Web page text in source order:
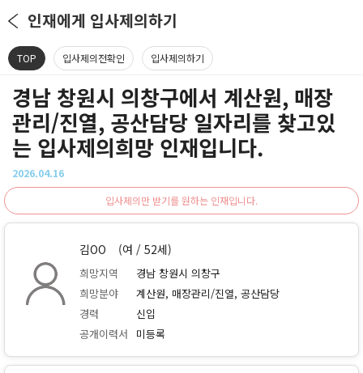
인재에게 입사제의하기
TOP 입사제의전확인 입사제의하기
경남 창원시 의창구에서 계산원, 매장
관리/진열, 공산담당 일자리를 찾고있
는 입사제의희망 인재입니다.
2026.04.16
입사제의만 받기를 원하는 인재입니다.
김OO (여 / 52세)
희망지역
경남 창원시 의창구
희망분야
계산원, 매장관리/진열, 공산담당
경력
신입
공개이력서
미등록